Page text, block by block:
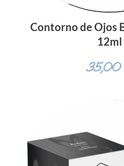
Contorno de Ojos
12ml
35,00